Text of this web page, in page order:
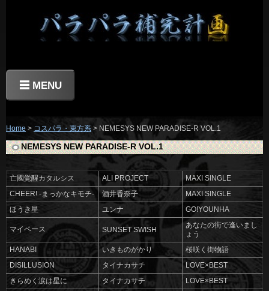
☰ MENU
Home > コスパラ・東方系 > NEMESYS NEW PARADISE-R VOL.1
NEMESYS NEW PARADISE-R VOL.1
亡國覚醒カタルシス ALI PROJECT MAXI SINGLE
CHEER! -まっかなキモチ- 酒井香奈子 MAXI SINGLE
ほうき星 ユンナ GO!YOUNHA
マイペース SUNSET SWISH
あなたの街で逢いまし
ょう
HANABI いきものがかり 桜咲く街物語
DISILLUSION タイナカサチ LOVE×BEST
きらめく涙は星に タイナカサチ LOVE×BEST